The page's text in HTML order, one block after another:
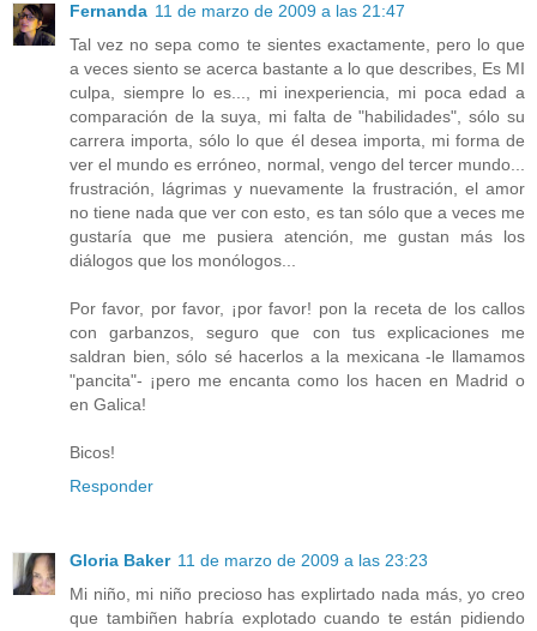
Fernanda 11 de marzo de 2009 a las 21:47
Tal vez no sepa como te sientes exactamente, pero lo que
a veces siento se acerca bastante a lo que describes, Es MI
culpa, siempre lo es..., mi inexperiencia, mi poca edad a
comparación de la suya, mi falta de "habilidades", sólo su
carrera importa, sólo lo que él desea importa, mi forma de
ver el mundo es erróneo, normal, vengo del tercer mundo...
frustración, lágrimas y nuevamente la frustración, el amor
no tiene nada que ver con esto, es tan sólo que a veces me
gustaría que me pusiera atención, me gustan más los
diálogos que los monólogos...
Por favor, por favor, ¡por favor! pon la receta de los callos
con garbanzos, seguro que con tus explicaciones me
saldran bien, sólo sé hacerlos a la mexicana -le llamamos
"pancita"- ¡pero me encanta como los hacen en Madrid o
en Galica!
Bicos!
Responder
Gloria Baker 11 de marzo de 2009 a las 23:23
Mi niño, mi niño precioso has explirtado nada más, yo creo
que tambiñen habría explotado cuando te están pidiendo